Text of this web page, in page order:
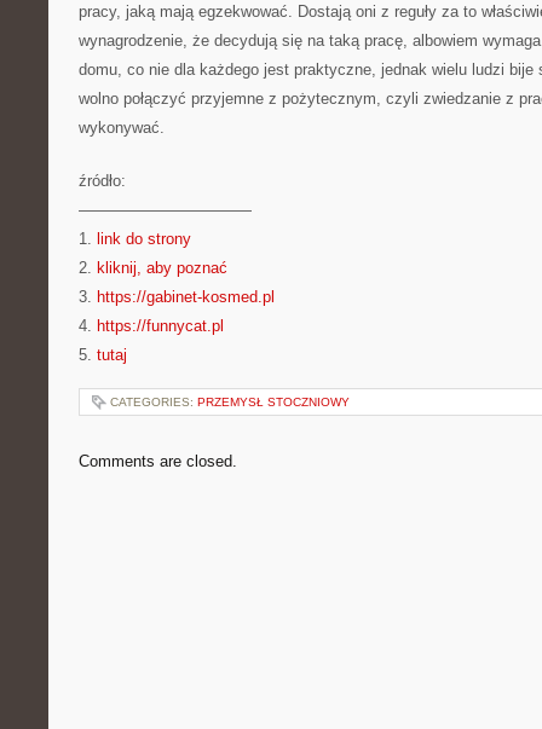
pracy, jaką mają egzekwować. Dostają oni z reguły za to
wynagrodzenie, że decydują się na taką pracę, albowiem
domu, co nie dla każdego jest praktyczne, jednak wielu ludzi bije
wolno połączyć przyjemne z pożytecznym, czyli zwiedzanie z
wykonywać.
źródło:
———————————
1. link do strony
2. kliknij, aby poznać
3. https://gabinet-kosmed.pl
4. https://funnycat.pl
5. tutaj
CATEGORIES: PRZEMYSŁ STOCZNIOWY
Comments are closed.